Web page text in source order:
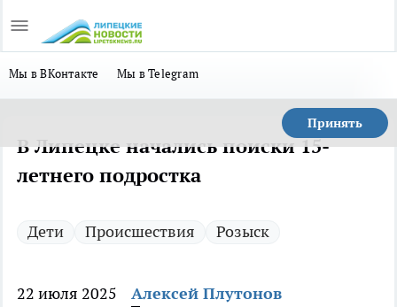
Мы в ВКонтакте Мы в Telegram
Принять
В Липецке начались поиски 15-
летнего подростка
Дети Происшествия Розыск
22 июля 2025 Алексей Плутонов